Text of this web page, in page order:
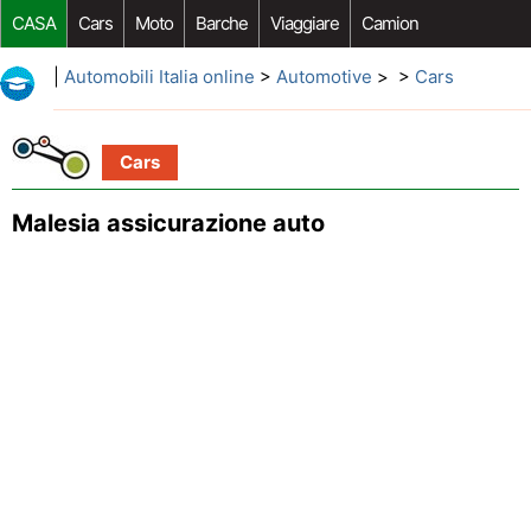
CASA Cars Moto Barche Viaggiare Camion
Riparazione Auto Acquisto Auto Car Opzioni Aftermarket
Automobili Italia online > Automotive > > Cars
Cars
Malesia assicurazione auto